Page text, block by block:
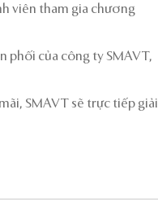
viên tham gia chương
phối của công ty SMAVT,
SMAVT sẽ trực tiếp giải